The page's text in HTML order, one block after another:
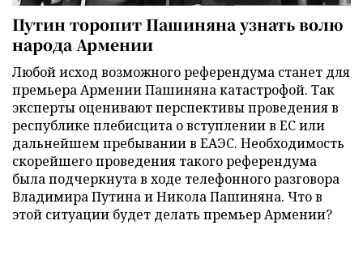
Путин торопит Пашиняна узнать волю
народа Армении
Любой исход возможного референдума станет для
премьера Армении Пашиняна катастрофой. Так
эксперты оценивают перспективы проведения в
республике плебисцита о вступлении в ЕС или
дальнейшем пребывании в ЕАЭС. Необходимость
скорейшего проведения такого референдума
была подчеркнута в ходе телефонного разговора
Владимира Путина и Никола Пашиняна. Что в
этой ситуации будет делать премьер Армении?